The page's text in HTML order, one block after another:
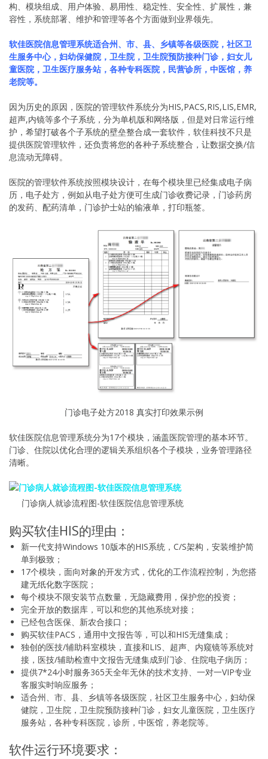
构、模块组成、用户体验、易用性、稳定性、安全性、扩展性，兼
容性，系统部署、维护和管理等各个方面做到业界领先。
软佳医院信息管理系统适合州、市、县、乡镇等各级医院，社区卫
生服务中心，妇幼保健院，卫生院，卫生院预防接种门诊，妇女儿
童医院，卫生医疗服务站，各种专科医院，民营诊所，中医馆，养
老院等。
因为历史的原因，医院的管理软件系统分为HIS,PACS,RIS,LIS,EMR,
超声,内镜等多个子系统，分为单机版和网络版，但是对日常运行维
护，希望打破各个子系统的壁垒整合成一套软件，软佳科技不只是
提供医院管理软件，还负责将您的各种子系统整合，让数据交换/信
息流动无障碍。
医院的管理软件系统按照模块设计，在每个模块里已经集成电子病
历，电子处方，例如从电子处方便可生成门诊收费记录，门诊药房
的发药、配药清单，门诊护士站的输液单，打印瓶签。
门诊电子处方2018 真实打印效果示例
软佳医院信息管理系统分为17个模块，涵盖医院管理的基本环节。
门诊、住院以优化合理的逻辑关系组织各个子模块，业务管理路径
清晰。
门诊病人就诊流程图-软佳医院信息管理系统
购买软佳HIS的理由：
新一代支持Windows 10版本的HIS系统，C/S架构，安装维护简
单到极致；
17个模块，面向对象的开发方式，优化的工作流程控制，为您搭
建无纸化数字医院；
每个模块不限安装节点数量，无隐藏费用，保护您的投资；
完全开放的数据库，可以和您的其他系统对接；
已经包含医保、新农合接口；
购买软佳PACS，通用中文报告等，可以和HIS无缝集成；
独创的医技/辅助科室模块，直接和LIS、超声、内窥镜等系统对
接，医技/辅助检查中文报告无缝集成到门诊、住院电子病历；
提供7*24小时服务365天全年无休的技术支持、一对一VIP专业
客服实时响应服务；
适合州、市、县、乡镇等各级医院，社区卫生服务中心，妇幼保
健院，卫生院，卫生院预防接种门诊，妇女儿童医院，卫生医疗
服务站，各种专科医院，诊所，中医馆，养老院等。
软件运行环境要求：